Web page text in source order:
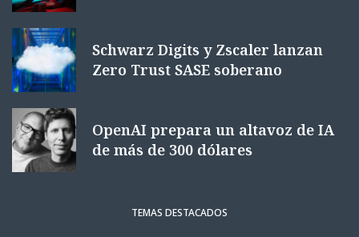
Schwarz Digits y Zscaler lanzan
Zero Trust SASE soberano
OpenAI prepara un altavoz de IA
de más de 300 dólares
TEMAS DESTACADOS